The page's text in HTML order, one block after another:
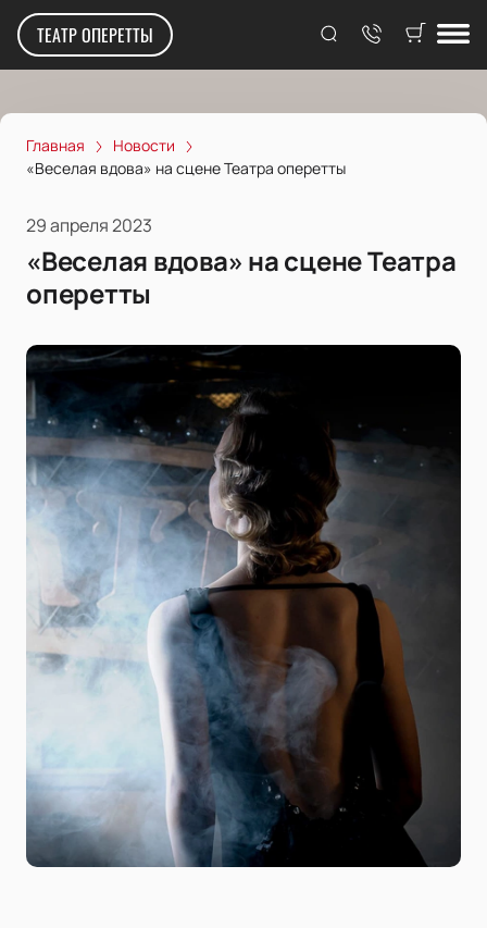
ТЕАТР ОПЕРЕТТЫ
Главная
Новости
«Веселая вдова» на сцене Театра оперетты
29 апреля 2023
«Веселая вдова» на сцене Театра
оперетты